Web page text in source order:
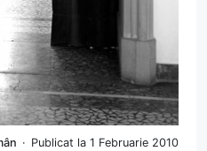
Publicat la 1 Februarie 2010